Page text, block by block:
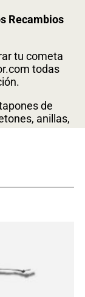
Recambios
tu cometa
todas
de
anillas,
reparación de